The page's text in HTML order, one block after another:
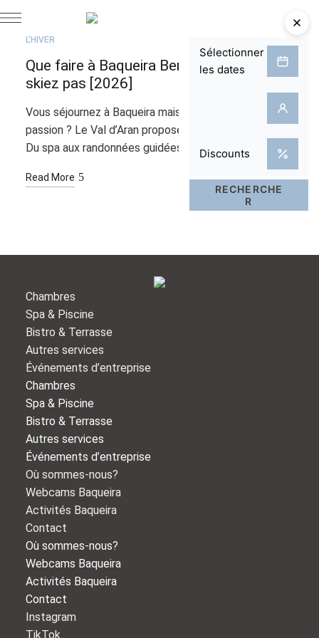
05
L'HIVER
Que faire à Baqueira Beret si vous ne
skiez pas [2026]
Vous séjournez à Baqueira mais le ski n’est pas votre
passion ? Le Val d’Aran propose une foule d’activités.
Du spa aux randonnées guidées, découvrez …
Read More
Chambres
Spa & Piscine
Bistro & Terrasse
Autres services
Événements d’entreprise
Chambres
Spa & Piscine
Bistro & Terrasse
Autres services
Événements d’entreprise
Où sommes-nous?
Webcams Baqueira
Activités Baqueira
Contact
Où sommes-nous?
Webcams Baqueira
Activités Baqueira
Contact
Instagram
TikTok